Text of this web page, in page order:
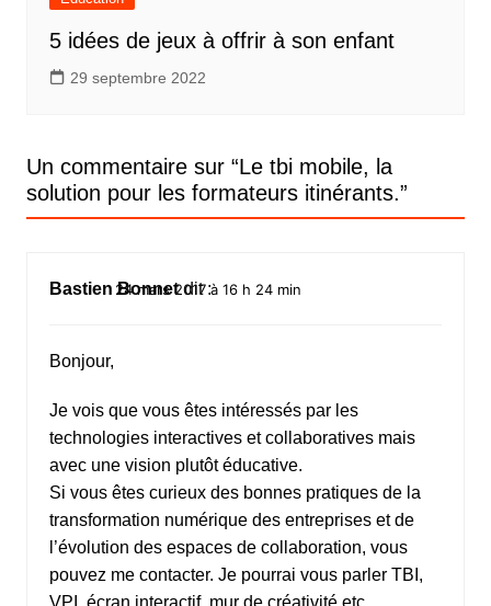
5 idées de jeux à offrir à son enfant
29 septembre 2022
Un commentaire sur “Le tbi mobile, la
solution pour les formateurs itinérants.”
Bastien Bonnet dit :
24 mars 2017 à 16 h 24 min
Bonjour,
Je vois que vous êtes intéressés par les
technologies interactives et collaboratives mais
avec une vision plutôt éducative.
Si vous êtes curieux des bonnes pratiques de la
transformation numérique des entreprises et de
l’évolution des espaces de collaboration, vous
pouvez me contacter. Je pourrai vous parler TBI,
VPI, écran interactif, mur de créativité etc.